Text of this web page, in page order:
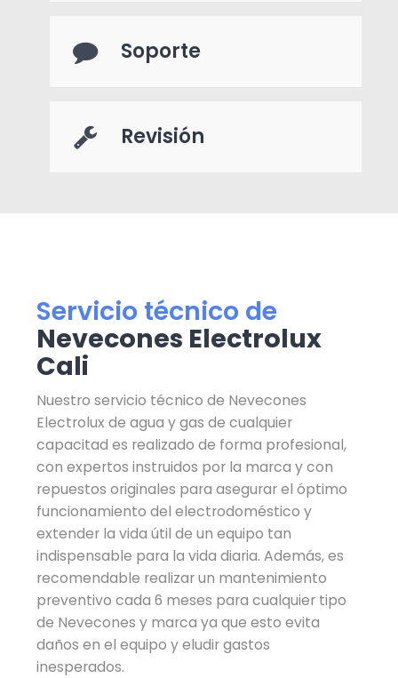
Soporte
Revisión
Servicio técnico de
Nevecones Electrolux
Cali
Nuestro servicio técnico de Nevecones
Electrolux de agua y gas de cualquier
capacitad es realizado de forma profesional,
con expertos instruidos por la marca y con
repuestos originales para asegurar el óptimo
funcionamiento del electrodoméstico y
extender la vida útil de un equipo tan
indispensable para la vida diaria. Además, es
recomendable realizar un mantenimiento
preventivo cada 6 meses para cualquier tipo
de Nevecones y marca ya que esto evita
daños en el equipo y eludir gastos
inesperados.